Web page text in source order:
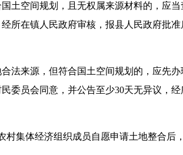
土空间规划，且无权属来源材料的，应
所在镇人民政府审核，报县人民政府批准
法来源，但符合国土空间规划的，应先办
委员会同意，并公告至少30天无异议，
集体经济组织成员自愿申请土地整合后